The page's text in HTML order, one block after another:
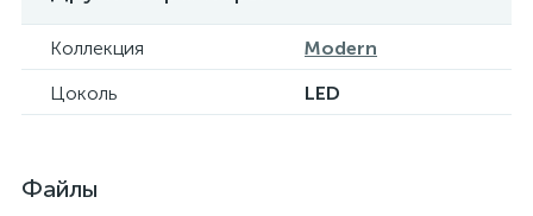
Коллекция
Modern
Цоколь
LED
Файлы